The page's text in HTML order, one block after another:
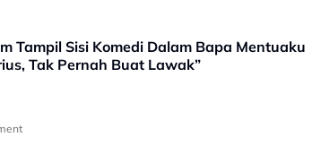
Tampil Sisi Komedi Dalam Bapa Mentuaku
Tak Pernah Buat Lawak”